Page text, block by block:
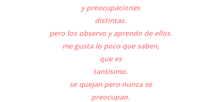
y preocupaciones
distintas.
pero los observo y aprendo de ellos.
me gusta lo poco que saben,
que es
tantísimo.
se quejan pero nunca se
preocupan.